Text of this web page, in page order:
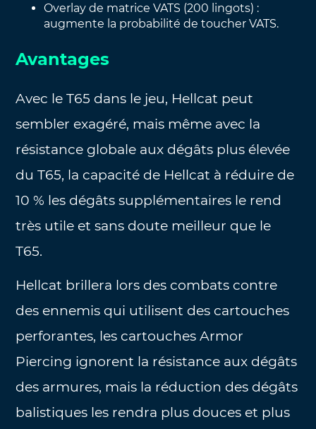
Overlay de matrice VATS (200 lingots) :
augmente la probabilité de toucher VATS.
Avantages
Avec le T65 dans le jeu, Hellcat peut
sembler exagéré, mais même avec la
résistance globale aux dégâts plus élevée
du T65, la capacité de Hellcat à réduire de
10 % les dégâts supplémentaires le rend
très utile et sans doute meilleur que le
T65.
Hellcat brillera lors des combats contre
des ennemis qui utilisent des cartouches
perforantes, les cartouches Armor
Piercing ignorent la résistance aux dégâts
des armures, mais la réduction des dégâts
balistiques les rendra plus douces et plus